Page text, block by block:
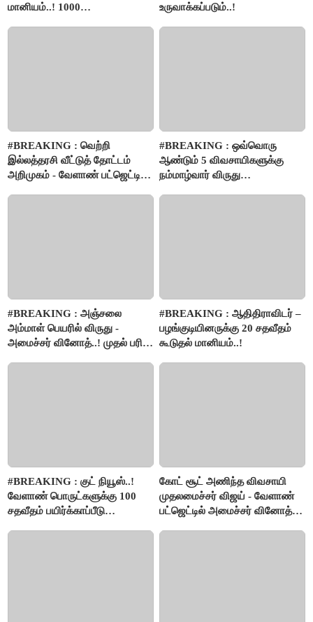
மானியம்..! 1000
உருவாக்கப்படும்..!
#BREAKING : வெற்றி
இல்லத்தரசி வீட்டுத் தோட்டம்
அறிமுகம் - வேளாண் பட்ஜெட்டில்
#BREAKING : ஒவ்வொரு
ஆண்டும் 5 விவசாயிகளுக்கு
நம்மாழ்வார் விருது
#BREAKING : அஞ்சலை
அம்மாள் பெயரில் விருது -
அமைச்சர் வினோத்..! முதல் பரிசு
#BREAKING : ஆதிதிராவிடர் –
பழங்குடியினருக்கு 20 சதவீதம்
கூடுதல் மானியம்..!
#BREAKING : குட் நியூஸ்..!
வேளாண் பொருட்களுக்கு 100
சதவீதம் பயிர்க்காப்பீடு
கோட் சூட் அணிந்த விவசாயி
முதலமைச்சர் விஜய் - வேளாண்
பட்ஜெட்டில் அமைச்சர் வினோத்